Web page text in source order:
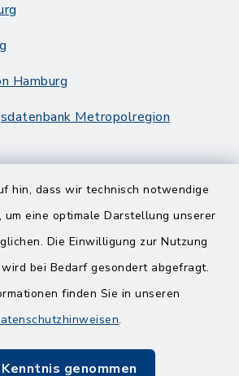
hin, dass wir technisch notwendige
um eine optimale Darstellung unserer
Die Einwilligung zur Nutzung
bei Bedarf gesondert abgefragt.
finden Sie in unseren
.
genommen
Hamburg
Metropolregion
Barrierefreiheit